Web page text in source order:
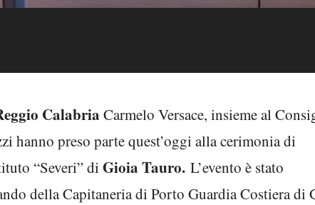
Calabria Carmelo Versace, insieme al
preso parte quest’oggi alla cerimonia di
“Severi” di Gioia Tauro. L’evento è stato
della Capitaneria di Porto Guardia Costiera di